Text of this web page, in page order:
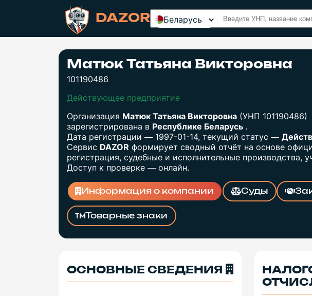
DAZOR Беларусь
Матюк Татьяна Викторовна
101190486
Действующее предприятие
Организация Матюк Татьяна Викторовна (УНП 101190486)
зарегистрирована в Республике Беларусь .
Дата регистрации — 1997-01-14, текущий статус —
Сервис DAZOR формирует сводный отчёт на основе
регистрация, судебные и исполнительные производства,
Доступ к проверке — онлайн.
Информация о компании Суды
Товарные знаки
ОСНОВНЫЕ СВЕДЕНИЯ